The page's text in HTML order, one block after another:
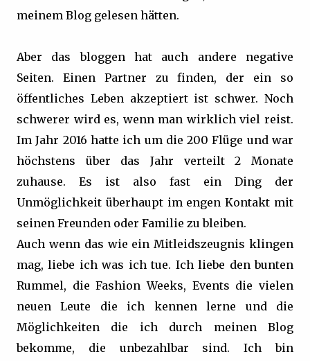
meinem Blog gelesen hätten.
Aber das bloggen hat auch andere negative
Seiten. Einen Partner zu finden, der ein so
öffentliches Leben akzeptiert ist schwer. Noch
schwerer wird es, wenn man wirklich viel reist.
Im Jahr 2016 hatte ich um die 200 Flüge und war
höchstens über das Jahr verteilt 2 Monate
zuhause. Es ist also fast ein Ding der
Unmöglichkeit überhaupt im engen Kontakt mit
seinen Freunden oder Familie zu bleiben.
Auch wenn das wie ein Mitleidszeugnis klingen
mag, liebe ich was ich tue. Ich liebe den bunten
Rummel, die Fashion Weeks, Events die vielen
neuen Leute die ich kennen lerne und die
Möglichkeiten die ich durch meinen Blog
bekomme, die unbezahlbar sind. Ich bin